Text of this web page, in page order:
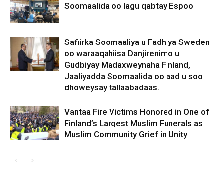
Soomaalida oo lagu qabtay Espoo
Safiirka Soomaaliya u Fadhiya Sweden
oo waraaqahiisa Danjirenimo u
Gudbiyay Madaxweynaha Finland,
Jaaliyadda Soomaalida oo aad u soo
dhoweysay tallaabadaas.
Vantaa Fire Victims Honored in One of
Finland’s Largest Muslim Funerals as
Muslim Community Grief in Unity